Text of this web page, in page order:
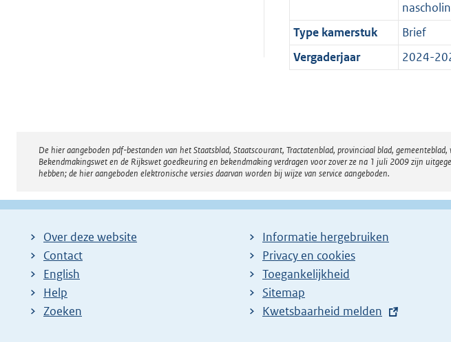
Type kamerstuk
Brief
Vergaderjaar
2024-
Disclaimer
De hier aangeboden pdf-bestanden van het Staatsblad, Staatscourant, Tractatenblad, provinciaal blad,
Bekendmakingswet en de Rijkswet goedkeuring en bekendmaking verdragen voor zover ze na 1 juli 2009 zijn
hebben; de hier aangeboden elektronische versies daarvan worden bij wijze van service aangeboden.
Over deze website
Contact
English
Help
Zoeken
Informatie hergebruiken
Privacy en cookies
Toegankelijkheid
Sitemap
E
Kwetsbaarheid melden